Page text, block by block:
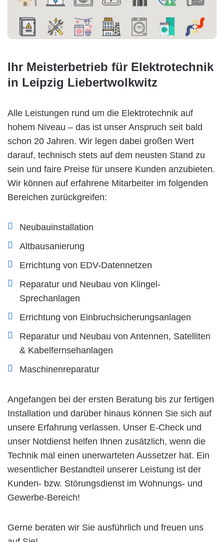
Ihr Meisterbetrieb für Elektrotechnik
in Leipzig Liebertwolkwitz
Alle Leistungen rund um die Elektrotechnik auf
hohem Niveau – das ist unser Anspruch seit bald
schon 20 Jahren. Wir legen dabei großen Wert
darauf, technisch stets auf dem neusten Stand zu
sein und faire Preise für unsere Kunden anzubieten.
Wir können auf erfahrene Mitarbeiter im folgenden
Bereichen zurückgreifen:
Neubauinstallation
Altbausanierung
Errichtung von EDV-Datennetzen
Reparatur und Neubau von Klingel-
Sprechanlagen
Errichtung von Einbruchsicherungsanlagen
Reparatur und Neubau von Antennen, Satelliten
& Kabelfernsehanlagen
Maschinenreparatur
Angefangen bei der ersten Beratung bis zur fertigen
Installation und darüber hinaus können Sie sich auf
unsere Erfahrung verlassen. Unser E-Check und
unser Notdienst helfen Ihnen zusätzlich, wenn die
Technik mal einen unerwarteten Aussetzer hat. Ein
wesentlicher Bestandteil unserer Leistung ist der
Kunden- bzw. Störungsdienst im Wohnungs- und
Gewerbe-Bereich!
Gerne beraten wir Sie ausführlich und freuen uns